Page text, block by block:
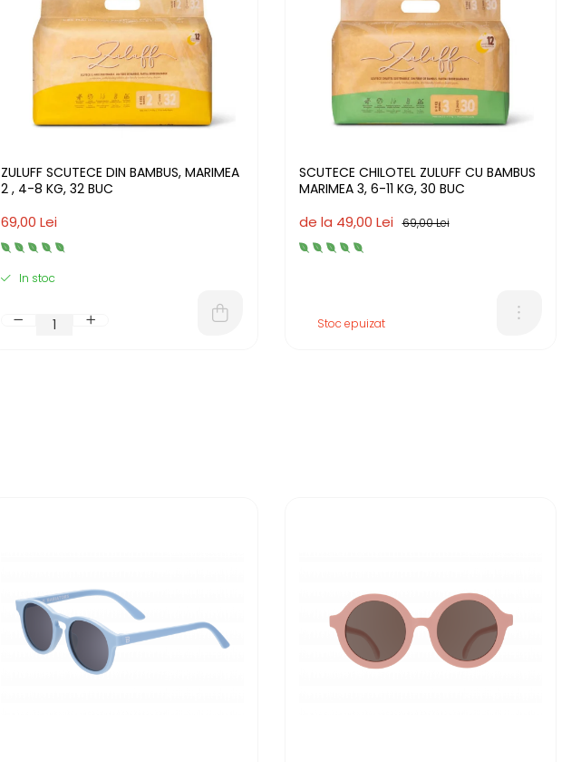
ZULUFF SCUTECE DIN BAMBUS, MARIMEA
2 , 4-8 KG, 32 BUC
69,00 Lei
In stoc
SCUTECE CHILOTEL ZULUFF CU BAMBUS
MARIMEA 3, 6-11 KG, 30 BUC
69,00 Lei
de la 49,00 Lei
Stoc epuizat